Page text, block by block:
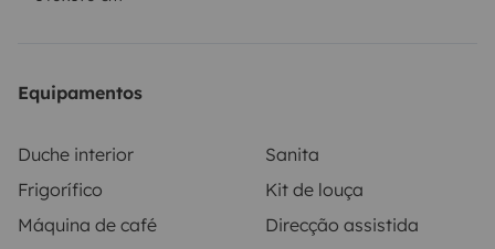
AutorizadoCarnet de conducir - Carnet B
permite fumar - No autorizado ( PENALIZACION €
90,00 )Exceso de kilometraje - 0,59 € por km adicional
Equipamentos
Duche interior
Sanita
Frigorífico
Kit de louça
Máquina de café
Direcção assistida